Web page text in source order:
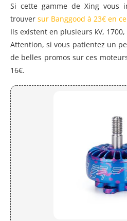
Si cette gamme de Xing vous
trouver sur Banggood à 23€ en
Ils existent en plusieurs kV, 1700,
Attention, si vous patientez un
de belles promos sur ces
16€.